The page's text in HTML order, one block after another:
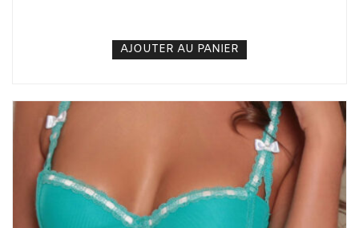
AJOUTER AU PANIER